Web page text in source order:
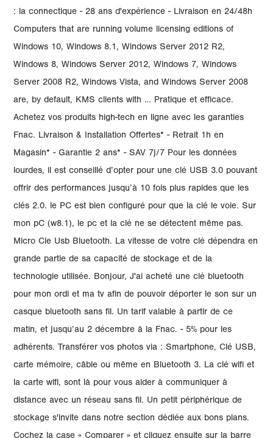
: la connectique - 28 ans d'expérience - Livraison en 24/48h
Computers that are running volume licensing editions of
Windows 10, Windows 8.1, Windows Server 2012 R2,
Windows 8, Windows Server 2012, Windows 7, Windows
Server 2008 R2, Windows Vista, and Windows Server 2008
are, by default, KMS clients with … Pratique et efficace.
Achetez vos produits high-tech en ligne avec les garanties
Fnac. Livraison & Installation Offertes* - Retrait 1h en
Magasin* - Garantie 2 ans* - SAV 7j/7 Pour les données
lourdes, il est conseillé d’opter pour une clé USB 3.0 pouvant
offrir des performances jusqu’à 10 fois plus rapides que les
clés 2.0. le PC est bien configuré pour que la clé le voie. Sur
mon pC (w8.1), le pc et la clé ne se détectent même pas.
Micro Cle Usb Bluetooth. La vitesse de votre clé dépendra en
grande partie de sa capacité de stockage et de la
technologie utilisée. Bonjour, J'ai acheté une clé bluetooth
pour mon ordi et ma tv afin de pouvoir déporter le son sur un
casque bluetooth sans fil. Un tarif valable à partir de ce
matin, et jusqu’au 2 décembre à la Fnac. - 5% pour les
adhérents. Transférer vos photos via : Smartphone, Clé USB,
carte mémoire, câble ou même en Bluetooth 3. La clé wifi et
la carte wifi, sont là pour vous aider à communiquer à
distance avec un réseau sans fil. Un petit périphérique de
stockage s'invite dans notre section dédiée aux bons plans.